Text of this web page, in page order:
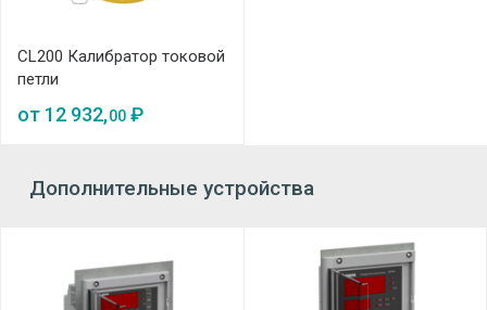
CL200 Калибратор токовой
петли
от 12 932,00 ₽
Дополнительные устройства